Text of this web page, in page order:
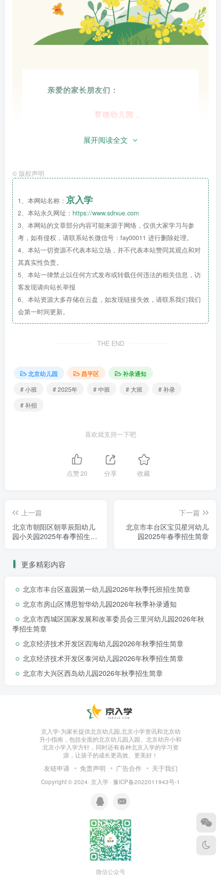
亲爱的家长朋友们：
育德幼儿园，
2025年春季补招生火热进行中！
园所介绍
米，环境优美，设施完备，专家顾问团队一流，
园所文化
园所特色
展开阅读全文
© 版权声明
1、本网站名称： 京入学
2、本站永久网址： https://www.sdrxue.com
3、本网站的文章部分内容可能来源于网络，仅供大家学习与参
考，如有侵权，请联系站长微信号：fay00011 进行删除处理。
4、本站一切资源不代表本站立场，并不代表本站赞同其观点和对
其真实性负责。
5、本站一律禁止以任何方式发布或转载任何违法的相关信息，访
客发现请向站长举报
6、本站资源大多存储在云盘，如发现链接失效，请联系我们我们
会第一时间更新。
THE END
北京幼儿园 昌平区
补录通知
# 小班
# 2025年 # 中班 # 大班
# 补录
# 补招
喜欢就支持一下吧
点赞20 分享 收藏
上一篇
北京市朝阳区朝莘辰阳幼儿
园小关园2025年春季招生简
下一篇
北京市丰台区宝贝星河幼儿
园2025年春季招生简章
更多精彩内容
北京市丰台区嘉园第一幼儿园2026年秋季托班招生简章
北京市房山区博思智华幼儿园2026年秋季补录通知
北京市西城区国家发展和改革委员会三里河幼儿园2026年秋
季招生简章
北京经济技术开发区四海幼儿园2026年秋季招生简章
北京经济技术开发区泰河幼儿园2026年秋季招生简章
北京市大兴区西岛幼儿园2026年秋季招生简章
京入学-为家长提供北京幼儿园,北京小学资讯和北京幼
升小指南，包括全面的北京幼儿园入园、北京幼升小和
北京小学入学方针，同时还有各种北京入学的学习资
源，让孩子的成长更高效、更美好！
友链申请 免责声明 广告合作 关于我们
Copyright © 2024· 京入学 · 豫ICP备2022011943号-1
微信公众号